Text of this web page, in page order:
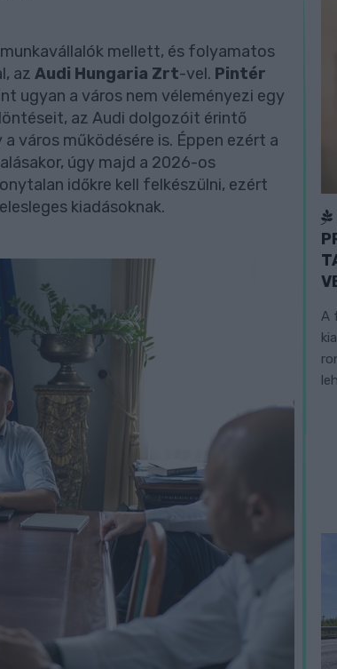
mellett, és folyamatos
az Audi Hungaria Zrt-vel. Pintér
ugyan a város nem véleményezi egy
az Audi dolgozóit érintő
város működésére is. Éppen ezért a
úgy majd a 2026-os
időkre kell felkészülni, ezért
kiadásoknak.
A